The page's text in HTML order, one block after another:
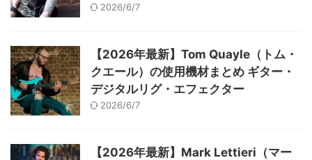
2026/6/7
【2026年最新】Tom Quayle（トム・
クエール）の使用機材まとめ ギター・
デジタルリグ・エフェクター
2026/6/7
【2026年最新】Mark Lettieri（マー